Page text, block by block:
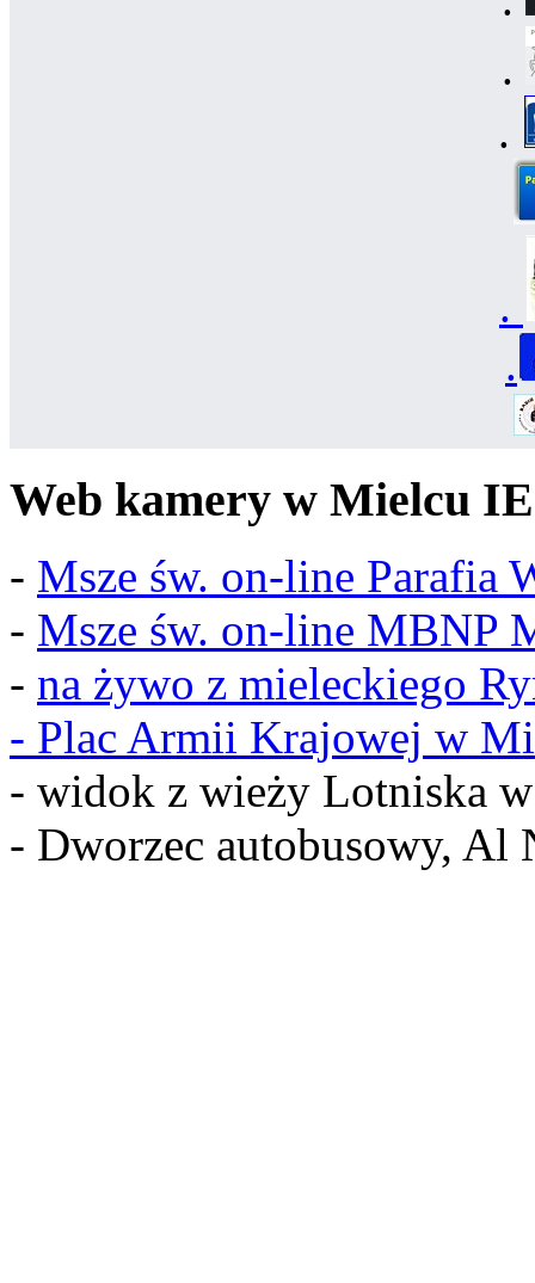
.
.
.
.
Web kamery w Mielcu IE
- Msze św. on-line Parafia
- Msze św. on-line MBNP
- na żywo z mieleckiego
- Plac Armii Krajowej w
- widok z wieży Lotniska
- Dworzec autobusowy, Al